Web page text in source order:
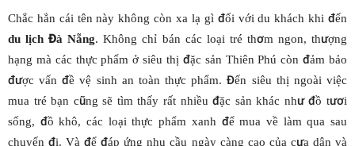
Chắc hẳn cái tên này không còn xa lạ gì đối với du khách khi đến
du lịch Đà Nẵng. Không chỉ bán các loại tré thơm ngon, thượng
hạng mà các thực phẩm ở siêu thị đặc sản Thiên Phú còn đảm bảo
được vấn đề vệ sinh an toàn thực phẩm. Đến siêu thị ngoài việc
mua tré bạn cũng sẽ tìm thấy rất nhiều đặc sản khác như đồ tươi
sống, đồ khô, các loại thực phẩm xanh để mua về làm qua sau
chuyến đi. Và để đáp ứng nhu cầu ngày càng cao của cưa dân và